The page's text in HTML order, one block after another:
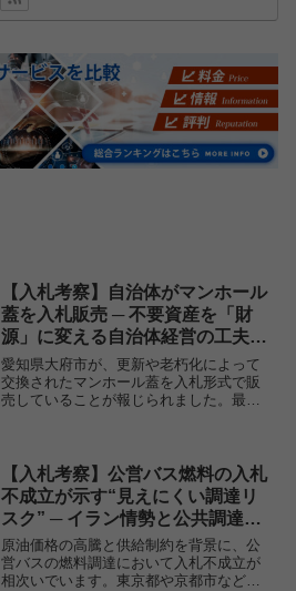
【入札考察】自治体がマンホール
蓋を入札販売 ─ 不要資産を「財
源」に変える自治体経営の工夫と
は
愛知県大府市が、更新や老朽化によって
交換されたマンホール蓋を入札形式で販
売していることが報じられました。最低
ますが、公共資産の扱...
【入札考察】公営バス燃料の入札
不成立が示す“見えにくい調達リ
スク” ─ イラン情勢と公共調達の
直結構造とは
原油価格の高騰と供給制約を背景に、公
営バスの燃料調達において入札不成立が
相次いでいます。東京都や京都市など生